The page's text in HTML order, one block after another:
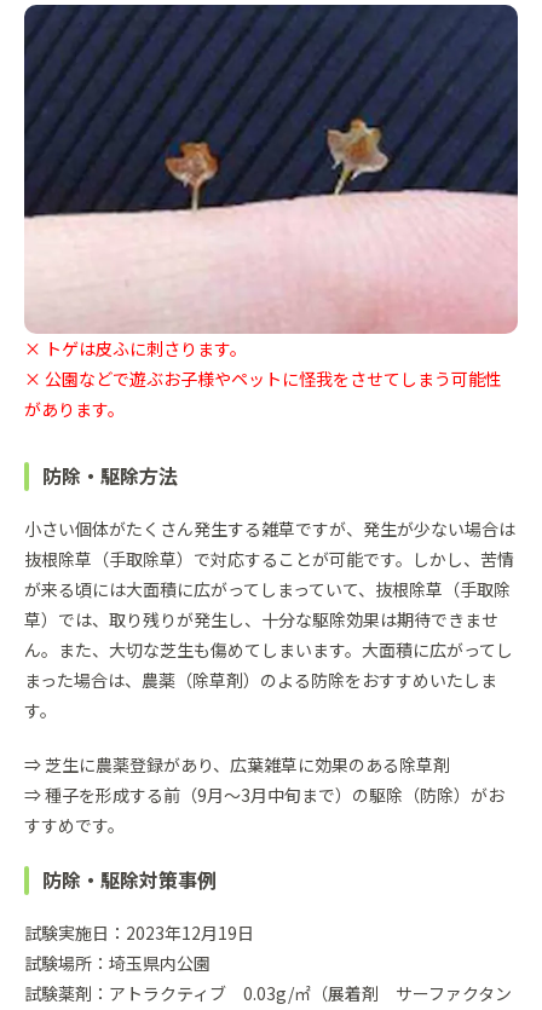
× トゲは皮ふに刺さります。
× 公園などで遊ぶお子様やペットに怪我をさせてしまう可能性
があります。
防除・駆除方法
小さい個体がたくさん発生する雑草ですが、発生が少ない場合は
抜根除草（手取除草）で対応することが可能です。しかし、苦情
が来る頃には大面積に広がってしまっていて、抜根除草（手取除
草）では、取り残りが発生し、十分な駆除効果は期待できませ
ん。また、大切な芝生も傷めてしまいます。大面積に広がってし
まった場合は、農薬（除草剤）のよる防除をおすすめいたしま
す。
⇒ 芝生に農薬登録があり、広葉雑草に効果のある除草剤
⇒ 種子を形成する前（9月～3月中旬まで）の駆除（防除）がお
すすめです。
防除・駆除対策事例
試験実施日：2023年12月19日
試験場所：埼玉県内公園
試験薬剤：アトラクティブ 0.03g/㎡（展着剤 サーファクタン